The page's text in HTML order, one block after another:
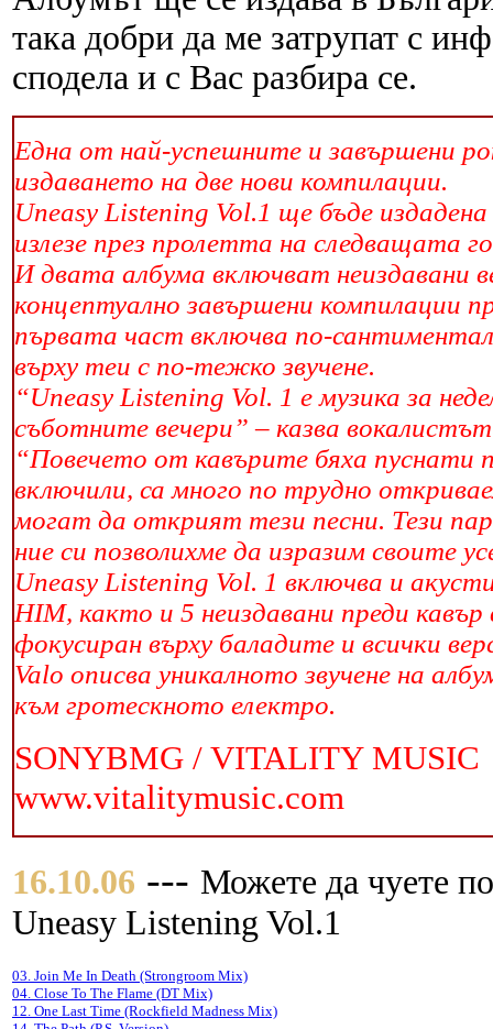
така добри да ме затрупат с
сподела и с Вас разбира се.
Една от най-успешните и завършени
издаването на две нови компилации.
Uneasy Listening Vol.1 ще бъде
излезе през пролетта на следващата
И двата албума включват неиздавани
концептуално завършени компилации
първата част включва по-
върху теи с по-тежко звучене.
“Uneasy Listening Vol. 1 е музика за
съботните вечери” – казва
“Повечето от кавърите бяха пуснати
включили, са много по трудно
могат да открият тези песни. Тези
ние си позволихме да изразим своите
Uneasy Listening Vol. 1 включва и
HIM, както и 5 неиздавани преди
фокусиран върху баладите и всички
Valo описва уникалното звучене на
към гротескното електро.
SONYBMG / VITALITY MUSIC
www.vitalitymusic.com
16.10.06 --- Можете да чуетe
Uneasy Listening Vol.1
03. Join Me In Death (Strongroom Mix)
04. Close To The Flame (DT Mix)
12. One Last Time (Rockfield Madness Mix)